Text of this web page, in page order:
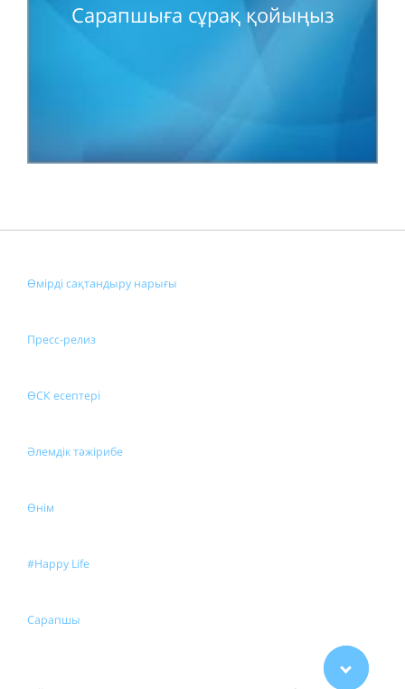
Сарапшыға сұрақ қойыңыз
Өмірді сақтандыру нарығы
Пресс-релиз
ӨСК есептері
Әлемдік тәжірибе
Өнім
#Happy Life
Сарапшы